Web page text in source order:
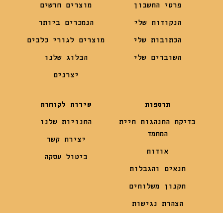
פרטי החשבון
הנקודות שלי
הכתובות שלי
השוברים שלי
מוצרים חדשים
הנמכרים ביותר
מוצרים לגורי כלבים
הבלוג שלנו
יצרנים
תוספות
בדיקת התנהגות חיית
המחמד
אודות
תנאים והגבלות
תקנון משלוחים
הצהרת נגישות
שירות לקוחות
החנויות שלנו
יצירת קשר
ביטול עסקה